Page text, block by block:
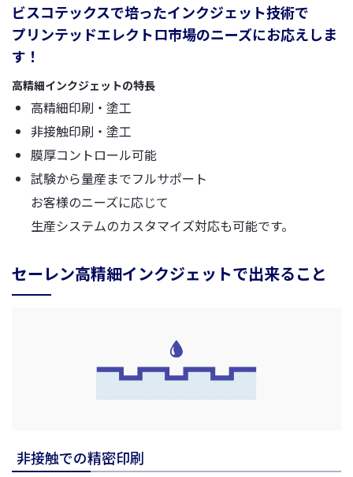
ビスコテックスで培ったインクジェット技術で
プリンテッドエレクトロ市場のニーズにお応えしま
す！
高精細インクジェットの特長
高精細印刷・塗工
非接触印刷・塗工
膜厚コントロール可能
試験から量産までフルサポート
お客様のニーズに応じて
生産システムのカスタマイズ対応も可能です。
セーレン高精細インクジェットで出来ること
非接触での精密印刷